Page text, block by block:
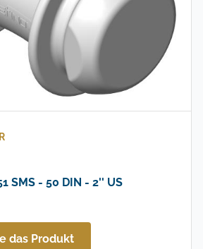
SMS - 50 DIN - 2'' US
das Produkt